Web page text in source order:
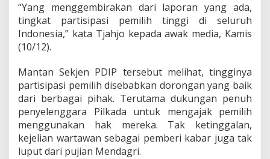
m
i
T
i
n
g
g
i
,
F
“Yang menggembirakan dari laporan yang ada,
tingkat partisipasi pemilih tinggi di seluruh
Indonesia,” ‎kata Tjahjo kepada awak media, Kamis
(10/12).
Mantan Sekjen PDIP tersebut melihat, tingginya
partisipasi pemilih disebabkan dorongan yang baik
dari berbagai pihak. Terutama dukungan penuh
penyelenggara Pilkada untuk mengajak pemilih
menggunakan hak mereka. Tak ketinggalan,
kejelian wartawan sebagai pemberi kabar juga tak
luput dari pujian Mendagri.